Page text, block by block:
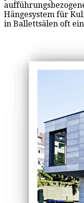
Hängesystem für
in Ballettsälen oft